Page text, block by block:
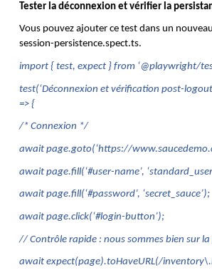
Tester la déconnexion et vérifier la
Vous pouvez ajouter ce test dans un
session-persistence.spect.ts.
import { test, expect } from ‘@playwright/
test(‘Déconnexion et vérification post-
=> {
/* Connexion */
await page.goto(‘https://
await page.fill(‘#user-name’,
await page.fill(‘#password’, ‘secret_sauce’);
await page.click(‘#login-button’);
// Contrôle rapide : nous sommes bien sur
await expect(page).toHaveURL(/